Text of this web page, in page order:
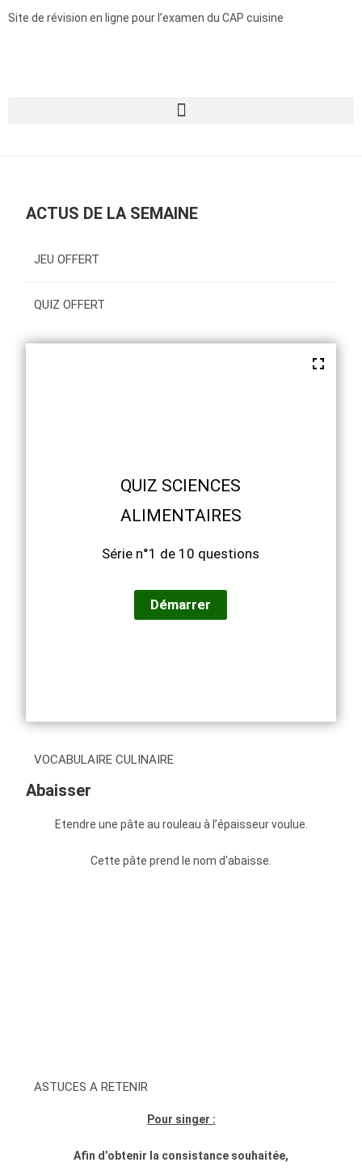
Site de révision en ligne pour l’examen du CAP cuisine
ACTUS DE LA SEMAINE
JEU OFFERT
QUIZ OFFERT
QUIZ SCIENCES
ALIMENTAIRES
Série n°1 de 10 questions
VOCABULAIRE CULINAIRE
Abaisser
Etendre une pâte au rouleau à l’épaisseur voulue.
Cette pâte prend le nom d’abaisse.
ASTUCES A RETENIR
Pour singer :
Afin d’obtenir la consistance souhaitée,